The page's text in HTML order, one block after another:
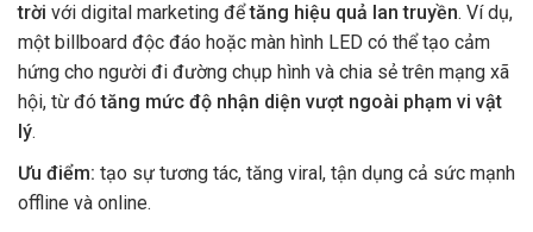
trời với digital marketing đểtăng hiệu quả lan truyền. Ví dụ,
một billboard độc đáo hoặc màn hình LED có thể tạo cảm
hứng cho người đi đường chụp hình và chia sẻ trên mạng xã
hội, từ đótăng mức độ nhận diện vượt ngoài phạm vi vật
lý.
Ưu điểm: tạo sự tương tác, tăng viral, tận dụng cả sức mạnh
offline và online.